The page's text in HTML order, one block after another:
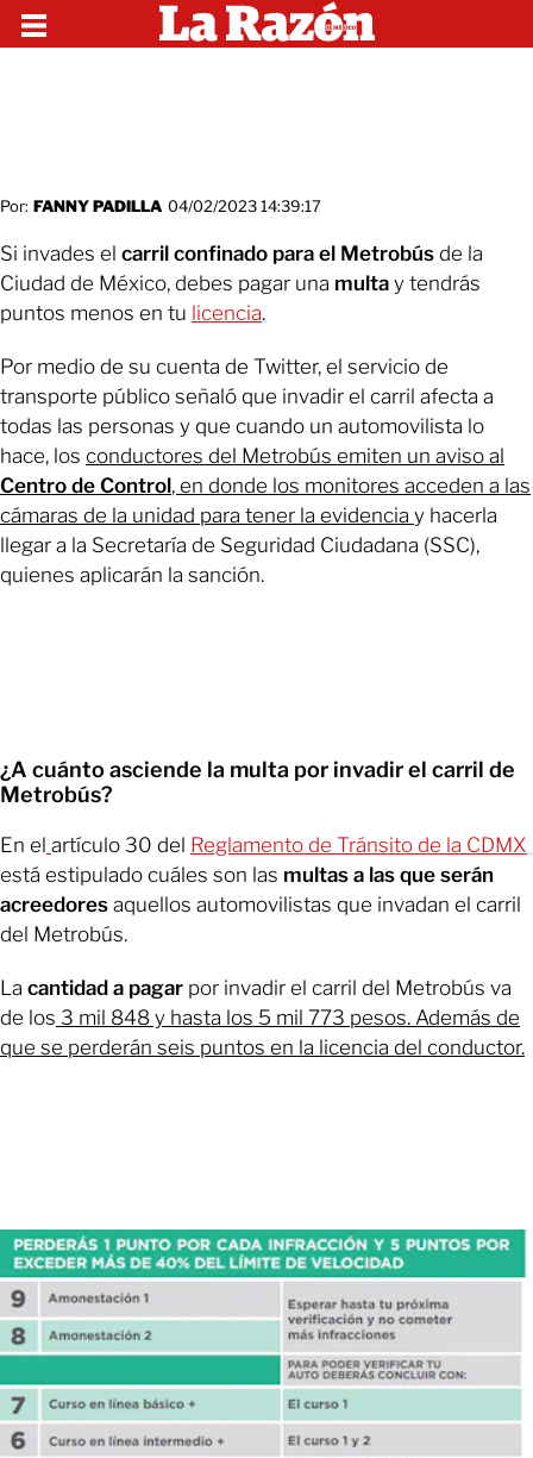
Por: FANNY PADILLA 04/02/2023 14:39:17
Si invades el carril confinado para el Metrobús de la
Ciudad de México, debes pagar una multa y tendrás
puntos menos en tu licencia.
Por medio de su cuenta de Twitter, el servicio de
transporte público señaló que invadir el carril afecta a
todas las personas y que cuando un automovilista lo
hace, los conductores del Metrobús emiten un aviso al
Centro de Control, en donde los monitores acceden a las
cámaras de la unidad para tener la evidencia y hacerla
llegar a la Secretaría de Seguridad Ciudadana (SSC),
quienes aplicarán la sanción.
¿A cuánto asciende la multa por invadir el carril de
Metrobús?
En el artículo 30 del Reglamento de Tránsito de la CDMX
está estipulado cuáles son las multas a las que serán
acreedores aquellos automovilistas que invadan el carril
del Metrobús.
La cantidad a pagar por invadir el carril del Metrobús va
de los 3 mil 848 y hasta los 5 mil 773 pesos. Además de
que se perderán seis puntos en la licencia del conductor.